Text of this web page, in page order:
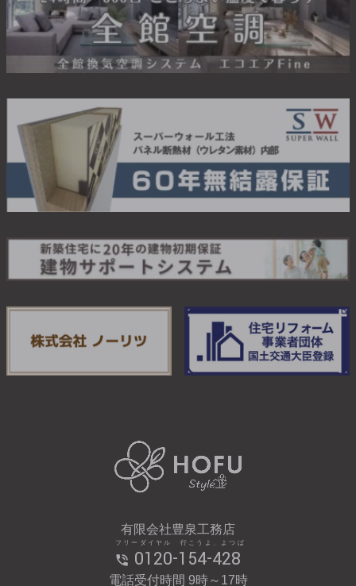
有限会社豊泉工務店
0120-154-428
フリーダイヤル 行こうよ、よつば
電話受付時間 9時～17時